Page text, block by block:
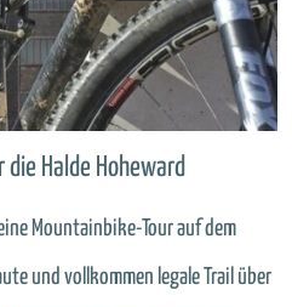
Halde Hoheward
Mountainbike-Tour auf dem
und vollkommen legale Trail über